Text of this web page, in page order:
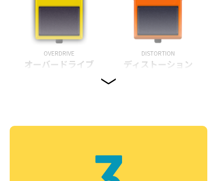
OVERDRIVE
オーバードライブ
DISTORTION
ディストーション